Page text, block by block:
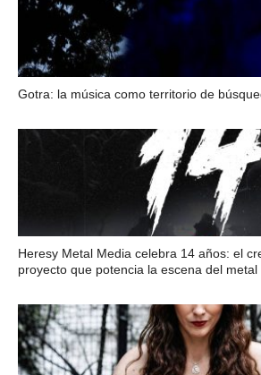
Gotra: la música como territorio de
Heresy Metal Media celebra 14 años: el
proyecto que potencia la escena del metal